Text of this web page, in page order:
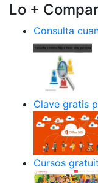
Lo +
Consulta
Clave gratis
Cursos